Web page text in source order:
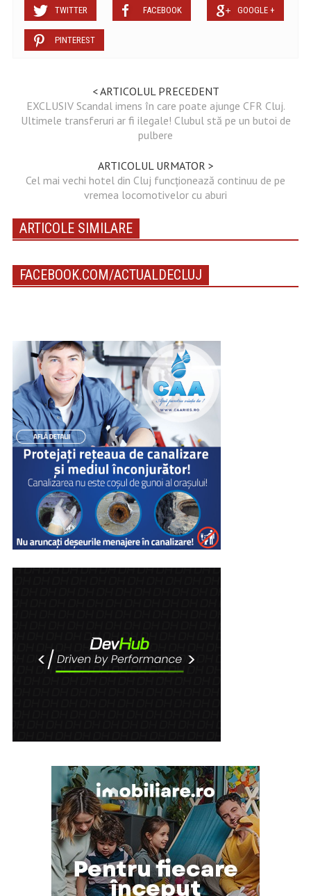
TWITTER FACEBOOK GOOGLE +
PINTEREST
< ARTICOLUL PRECEDENT
EXCLUSIV Scandal imens în care poate ajunge CFR Cluj.
Ultimele transferuri ar fi ilegale! Clubul stă pe un butoi de
pulbere
ARTICOLUL URMATOR >
Cel mai vechi hotel din Cluj funcționează continuu de pe
vremea locomotivelor cu aburi
ARTICOLE SIMILARE
FACEBOOK.COM/ACTUALDECLUJ